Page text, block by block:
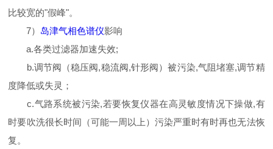
比较宽的"假峰"。
7） 岛津气相色谱仪影响
a.各类过滤器加速失效;
b.调节阀（稳压阀,稳流阀,针形阀）被污染,气阻堵塞,调节精
度降低或失灵；
c.气路系统被污染,若要恢复仪器在高灵敏度情况下操做,有
时要吹洗很长时间（可能一周以上）污染严重时有时再也无法恢
复。